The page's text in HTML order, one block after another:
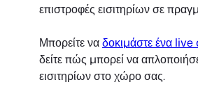
επιστροφές εισιτηρίων σε
Μπορείτε ναδοκιμάστε ένα
δείτε πώς μπορεί να
εισιτηρίων στο χώρο σας.